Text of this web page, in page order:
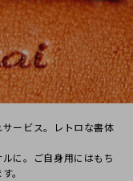
い。またのご利用
ービス。レトロな書体
に。ご⾃⾝⽤にはもち
。